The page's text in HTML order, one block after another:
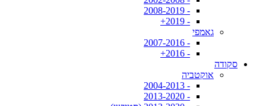
- 2008-2019
- 2019+
גאמפי
- 2007-2016
- 2016+
סקודה
אוקטביה
- 2004-2013
- 2013-2020